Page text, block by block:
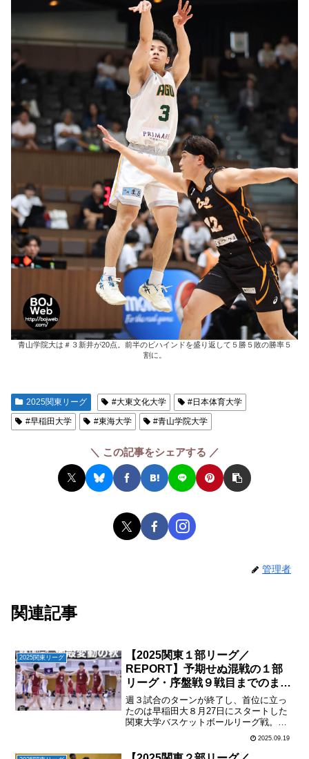
青山学院大は＃３新井が20点。前半のビハインドを盛り返して５勝５敗の勝率５
割に。
2025関東リーグ #大東文化大学
#日本体育大学
#早稲田大学
#東海大学 #青山学院大学
＼ この記事をシェアする ／
管理者
関連記事
2025関東リーグ
【2025関東１部リーグ／
REPORT】予期せぬ混戦の１部
リーグ・序盤戦９戦目までのまと
め（2025.9.14）
週３試合のターンが終了し、首位に立っ
たのは早稲田大８月27日にスタートした
関東大学バスケットボールリーグ戦。開
ったともいえる101回目の歴史ある大会
は、序盤の９試合を消化してこれまでに
2025.09.19